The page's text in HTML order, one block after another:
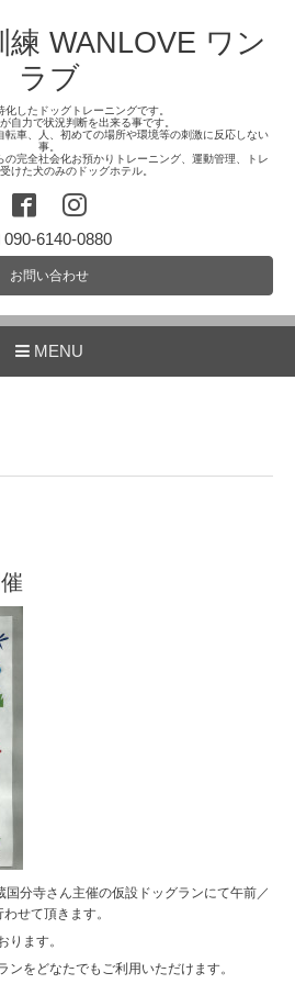
WANLOVE ワン
ラブ
化したドッグトレーニングです。
自力で状況判断を出来る事です。
車、人、初めての場所や環境等の刺激に反応しない
事。
完全社会化お預かりトレーニング、運動管理、トレ
けた犬のみのドッグホテル。
090-6140-0880
お問い合わせ
MENU
分寺さん主催の仮設ドッグランにて午前／
せて頂きます。
ります。
をどなたでもご利用いただけます。